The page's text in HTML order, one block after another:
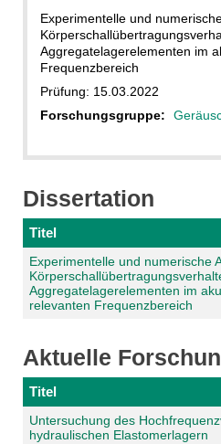
Experimentelle und
Aggregatelagerelementen im
Frequenzbereich
Prüfung: 15.03.2022
Forschungsgruppe:
Dissertation
Titel
Experimentelle und numerische
Aggregatelagerelementen im
relevanten Frequenzbereich
Aktuelle
Titel
Untersuchung des
hydraulischen Elastomerlagern